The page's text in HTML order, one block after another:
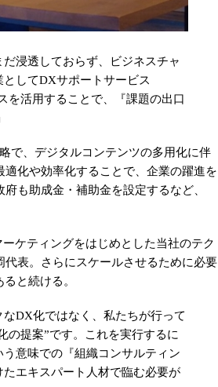
浸透しておらず、ビジネスチャ
してDXサポートサービス
を活用することで、『課題の出口
で、デジタルコンテンツの多用化に伴
化や効率化することで、企業の躍進を
も助成金・補助金を設定するなど、
ケティングをはじめとした当社のテク
表。さらにスケールさせるために必要
と続ける。
なDX化ではなく、私たちが行って
の提案”です。これを実行するに
意味での『組織コンサルティン
エキスパート人材で臨む必要が